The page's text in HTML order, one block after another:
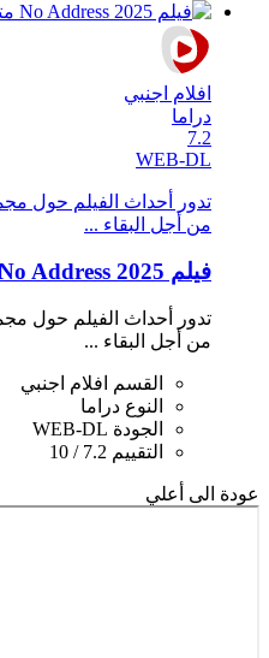
افلام اجنبي
دراما
7.2
WEB-DL
تدور أحداث الفيلم حول
من أجل البقاء ...
فيلم No Address 2025 مترجم HD
تدور أحداث الفيلم حول
من أجل البقاء ...
القسم
افلام اجنبي
النوع دراما
الجودة WEB-DL
التقييم 7.2 / 10
عودة الى أعلي